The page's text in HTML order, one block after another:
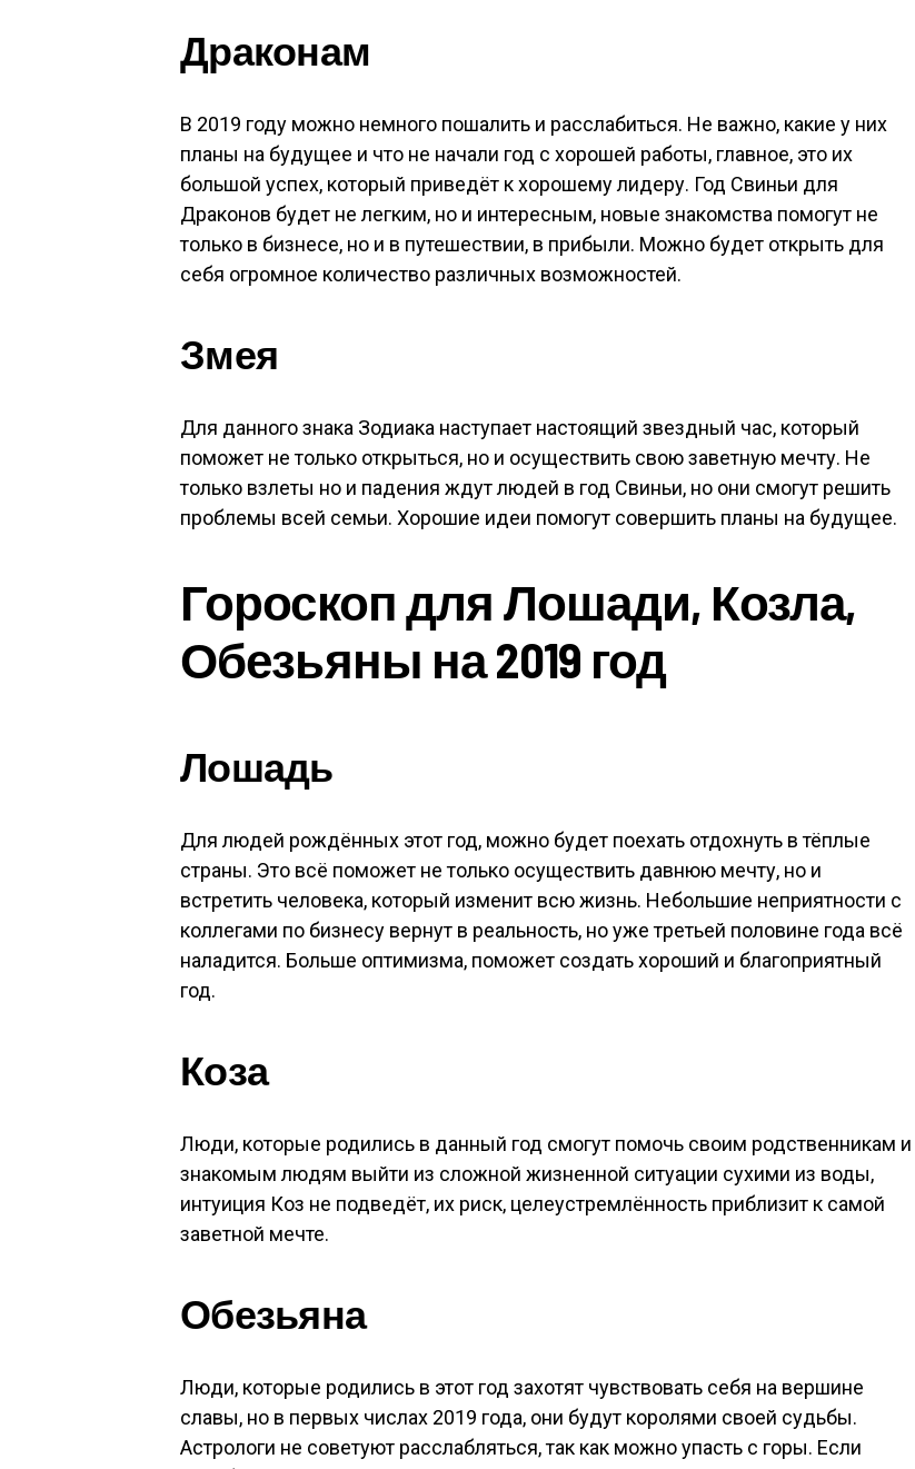
Драконам
В 2019 году можно немного пошалить и расслабиться. Не важно, какие у них
планы на будущее и что не начали год с хорошей работы, главное, это их
большой успех, который приведёт к хорошему лидеру. Год Свиньи для
Драконов будет не легким, но и интересным, новые знакомства помогут не
только в бизнесе, но и в путешествии, в прибыли. Можно будет открыть для
себя огромное количество различных возможностей.
Змея
Для данного знака Зодиака наступает настоящий звездный час, который
поможет не только открыться, но и осуществить свою заветную мечту. Не
только взлеты но и падения ждут людей в год Свиньи, но они смогут решить
проблемы всей семьи. Хорошие идеи помогут совершить планы на будущее.
Гороскоп для Лошади, Козла,
Обезьяны на 2019 год
Лошадь
Для людей рождённых этот год, можно будет поехать отдохнуть в тёплые
страны. Это всё поможет не только осуществить давнюю мечту, но и
встретить человека, который изменит всю жизнь. Небольшие неприятности с
коллегами по бизнесу вернут в реальность, но уже третьей половине года всё
наладится. Больше оптимизма, поможет создать хороший и благоприятный
год.
Коза
Люди, которые родились в данный год смогут помочь своим родственникам и
знакомым людям выйти из сложной жизненной ситуации сухими из воды,
интуиция Коз не подведёт, их риск, целеустремлённость приблизит к самой
заветной мечте.
Обезьяна
Люди, которые родились в этот год захотят чувствовать себя на вершине
славы, но в первых числах 2019 года, они будут королями своей судьбы.
Астрологи не советуют расслабляться, так как можно упасть с горы. Если